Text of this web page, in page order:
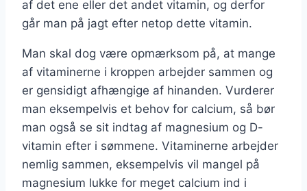
af det ene eller det andet vitamin, og derfor
går man på jagt efter netop dette vitamin.
Man skal dog være opmærksom på, at mange
af vitaminerne i kroppen arbejder sammen og
er gensidigt afhængige af hinanden. Vurderer
man eksempelvis et behov for calcium, så bør
man også se sit indtag af magnesium og D-
vitamin efter i sømmene. Vitaminerne arbejder
nemlig sammen, eksempelvis vil mangel på
magnesium lukke for meget calcium ind i